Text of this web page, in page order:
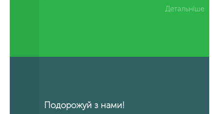
Детальніше
Подорожуй з нами!